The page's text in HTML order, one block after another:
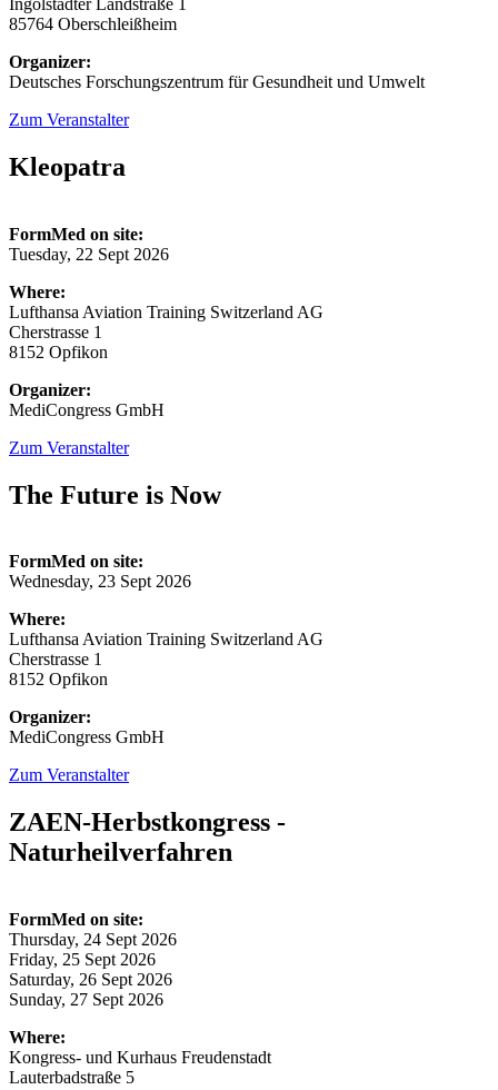
85764 Oberschleißheim
Organizer:
Deutsches Forschungszentrum für Gesundheit und Umwelt
Zum Veranstalter
Kleopatra
FormMed on site:
Tuesday, 22 Sept 2026
Where:
Lufthansa Aviation Training Switzerland AG
Cherstrasse 1
8152 Opfikon
Organizer:
MediCongress GmbH
Zum Veranstalter
The Future is Now
FormMed on site:
Wednesday, 23 Sept 2026
Where:
Lufthansa Aviation Training Switzerland AG
Cherstrasse 1
8152 Opfikon
Organizer:
MediCongress GmbH
Zum Veranstalter
ZAEN-Herbstkongress -
Naturheilverfahren
FormMed on site:
Thursday, 24 Sept 2026
Friday, 25 Sept 2026
Saturday, 26 Sept 2026
Sunday, 27 Sept 2026
Where:
Kongress- und Kurhaus Freudenstadt
Lauterbadstraße 5